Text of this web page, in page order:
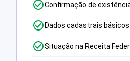
Confirmação de
Dados cadastrais básicos
Situação na Receita